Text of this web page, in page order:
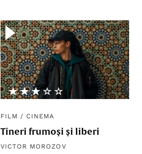
★★★★★
☆☆☆☆☆
FILM / CINEMA
Tineri frumoși și liberi
VICTOR MOROZOV